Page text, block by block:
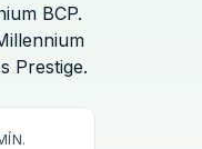
BCP.
Prestige.